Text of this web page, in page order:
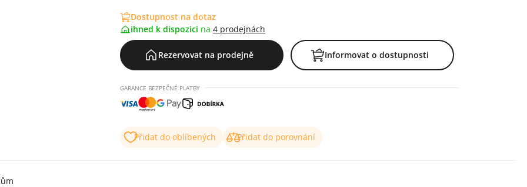
Dostupnost na dotaz
ihned k dispozici na 4 prodejnách
Rezervovat na prodejně Informovat o dostupnosti
GARANCE BEZPEČNÉ PLATBY
Přidat do oblíbených Přidat do porovnání